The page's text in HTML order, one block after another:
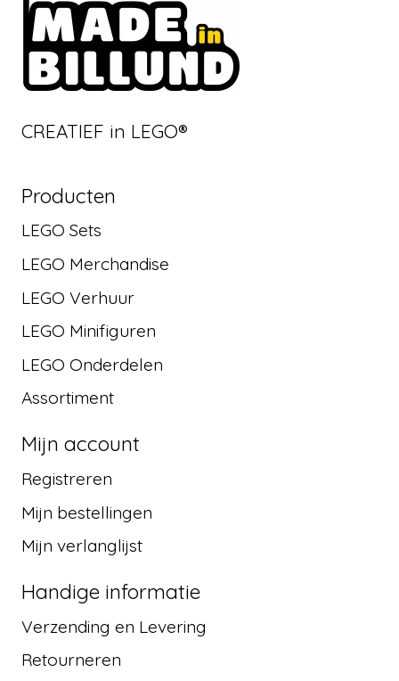
CREATIEF in LEGO®
Producten
LEGO Sets
LEGO Merchandise
LEGO Verhuur
LEGO Minifiguren
LEGO Onderdelen
Assortiment
Mijn account
Registreren
Mijn bestellingen
Mijn verlanglijst
Handige informatie
Verzending en Levering
Retourneren